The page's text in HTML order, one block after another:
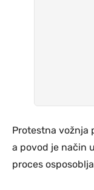
Protestna vožnja
a povod je način
proces